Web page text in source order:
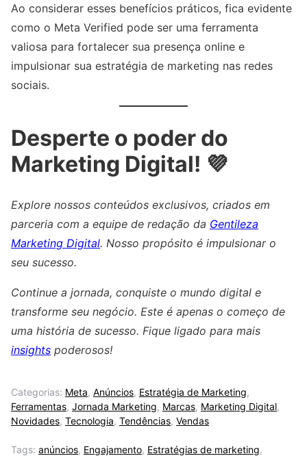
Ao considerar esses benefícios práticos, fica evidente
como o Meta Verified pode ser uma ferramenta
valiosa para fortalecer sua presença online e
impulsionar sua estratégia de marketing nas redes
sociais.
Desperte o poder do
Marketing Digital! 💜
Explore nossos conteúdos exclusivos, criados em
parceria com a equipe de redação da Gentileza
Marketing Digital. Nosso propósito é impulsionar o
seu sucesso.
Continue a jornada, conquiste o mundo digital e
transforme seu negócio. Este é apenas o começo de
uma história de sucesso. Fique ligado para mais
insights poderosos!
Categorias: Meta, Anúncios, Estratégia de Marketing,
Ferramentas, Jornada Marketing, Marcas, Marketing Digital,
Novidades, Tecnologia, Tendências, Vendas
Tags: anúncios, Engajamento, Estratégias de marketing,